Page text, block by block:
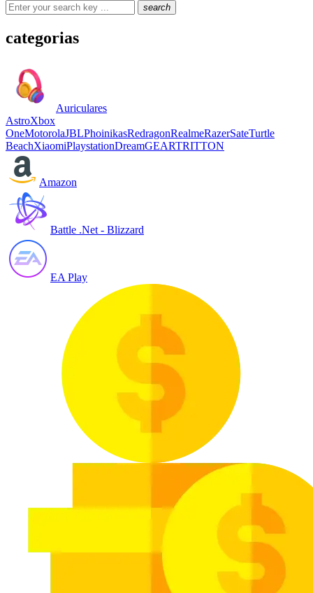
search
categorias
Auriculares
AstroXbox
OneMotorolaJBLPhoinikasRedragonRealmeRazerSateTurtle
BeachXiaomiPlaystationDreamGEARTRITTON
Amazon
Battle .Net - Blizzard
EA Play